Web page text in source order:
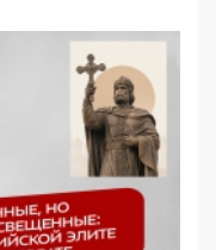
но
намерено
право
объекты от